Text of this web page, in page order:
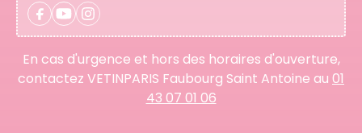
En cas d'urgence et hors des horaires d'ouverture,
contactez VETINPARIS Faubourg Saint Antoine au 01
43 07 01 06